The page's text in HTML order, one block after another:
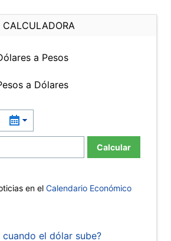
CALCULADORA
a Pesos
a Dólares
Calcular
en el Calendario Económico
cuando el dólar sube?